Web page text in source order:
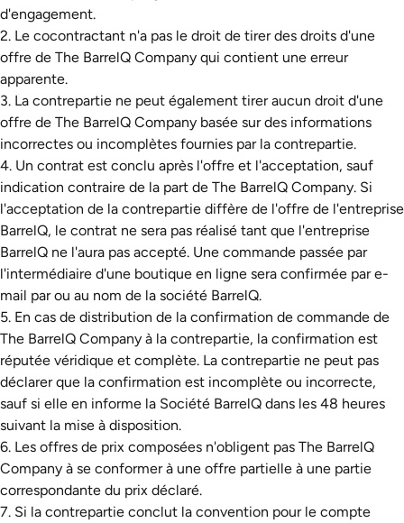
d'engagement.
2. Le cocontractant n'a pas le droit de tirer des droits d'une
offre de The BarrelQ Company qui contient une erreur
apparente.
3. La contrepartie ne peut également tirer aucun droit d'une
offre de The BarrelQ Company basée sur des informations
incorrectes ou incomplètes fournies par la contrepartie.
4. Un contrat est conclu après l'offre et l'acceptation, sauf
indication contraire de la part de The BarrelQ Company. Si
l'acceptation de la contrepartie diffère de l'offre de l'entreprise
BarrelQ, le contrat ne sera pas réalisé tant que l'entreprise
BarrelQ ne l'aura pas accepté. Une commande passée par
l'intermédiaire d'une boutique en ligne sera confirmée par e-
mail par ou au nom de la société BarrelQ.
5. En cas de distribution de la confirmation de commande de
The BarrelQ Company à la contrepartie, la confirmation est
réputée véridique et complète. La contrepartie ne peut pas
déclarer que la confirmation est incomplète ou incorrecte,
sauf si elle en informe la Société BarrelQ dans les 48 heures
suivant la mise à disposition.
6. Les offres de prix composées n'obligent pas The BarrelQ
Company à se conformer à une offre partielle à une partie
correspondante du prix déclaré.
7. Si la contrepartie conclut la convention pour le compte